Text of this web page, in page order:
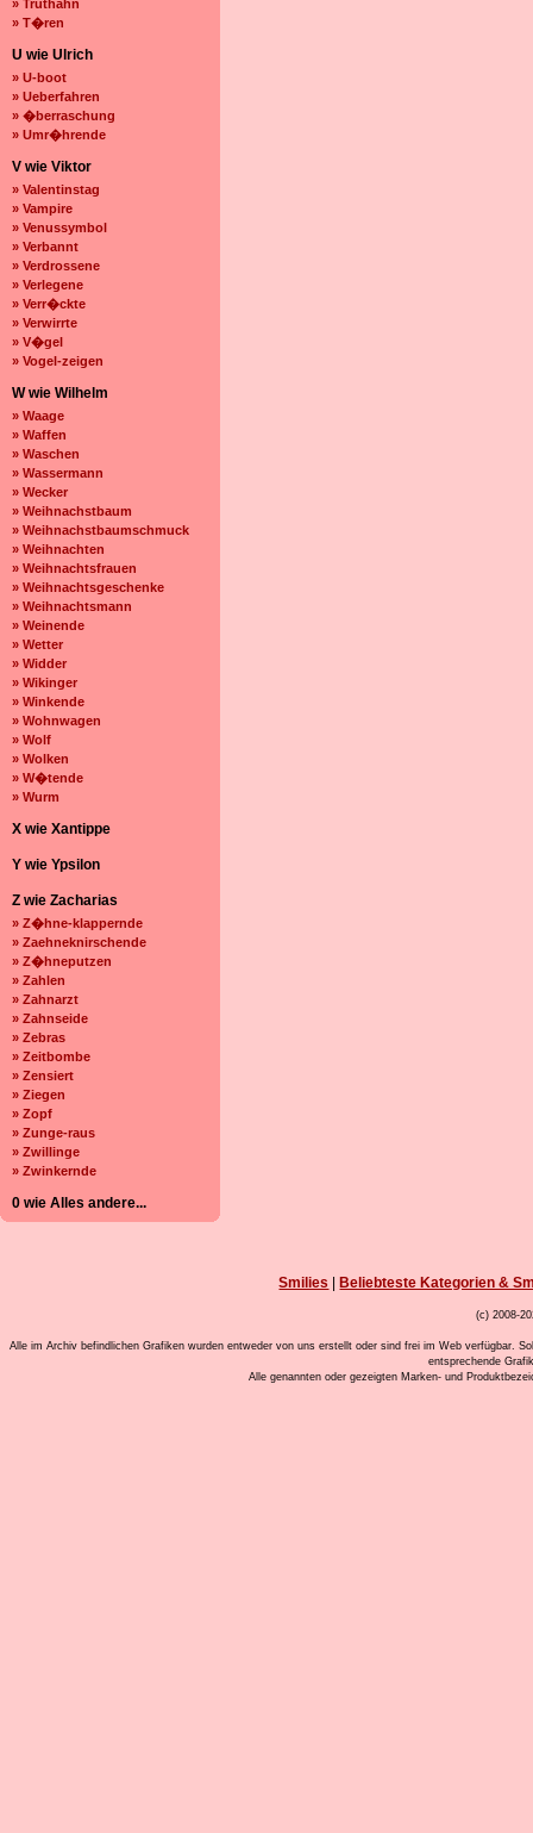
» Truthahn
» T�ren
U wie Ulrich
» U-boot
» Ueberfahren
» �berraschung
» Umr�hrende
V wie Viktor
» Valentinstag
» Vampire
» Venussymbol
» Verbannt
» Verdrossene
» Verlegene
» Verr�ckte
» Verwirrte
» V�gel
» Vogel-zeigen
W wie Wilhelm
» Waage
» Waffen
» Waschen
» Wassermann
» Wecker
» Weihnachstbaum
» Weihnachstbaumschmuck
» Weihnachten
» Weihnachtsfrauen
» Weihnachtsgeschenke
» Weihnachtsmann
» Weinende
» Wetter
» Widder
» Wikinger
» Winkende
» Wohnwagen
» Wolf
» Wolken
» W�tende
» Wurm
X wie Xantippe
Y wie Ypsilon
Z wie Zacharias
» Z�hne-klappernde
» Zaehneknirschende
» Z�hneputzen
» Zahlen
» Zahnarzt
» Zahnseide
» Zebras
» Zeitbombe
» Zensiert
» Ziegen
» Zopf
» Zunge-raus
» Zwillinge
» Zwinkernde
0 wie Alles andere...
Smilies Beliebteste Kategorien &
(c) 2008-
Alle im Archiv befindlichen Grafiken wurden entweder von uns erstellt oder sind frei im Web verfügbar.
entsprechende
Alle genannten oder gezeigten Marken- und